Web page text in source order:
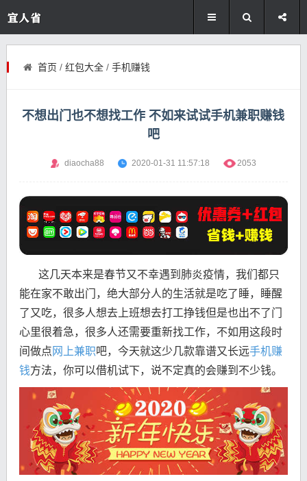
首页 / 红包大全/ 手机赚钱
不想出门也不想找工作 不如来试试手机兼职赚钱
吧
diaocha88 2020-01-31 11:57:18 2053
这几天本来是春节又不幸遇到肺炎疫情，我们都只
能在家不敢出门，绝大部分人的生活就是吃了睡，睡醒
了又吃，很多人想去上班想去打工挣钱但是也出不了门
心里很着急，很多人还需要重新找工作，不如用这段时
间做点 网上兼职吧，今天就这少几款靠谱又长远手机赚
钱方法，你可以借机试下，说不定真的会赚到不少钱。